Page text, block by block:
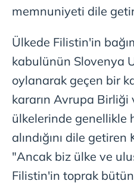
memnuniyeti dile
Ülkede Filistin'in
kabulünün Slovenya
oylanarak geçen bir
kararın Avrupa
ülkelerinde genellikle
alındığını dile
"Ancak biz ülke ve
Filistin'in toprak